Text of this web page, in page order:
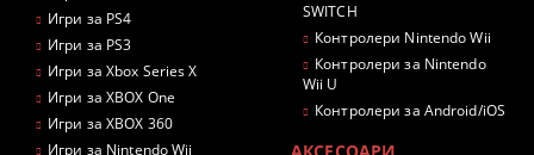
Игри за PS4
Игри за PS3
Игри за Xbox Series X
Игри за XBOX One
Игри за XBOX 360
Игри за Nintendo Wii
SWITCH
Контролери Nintendo Wii
Контролери за Nintendo
Wii U
Контролери за Android/iOS
АКСЕСОАРИ